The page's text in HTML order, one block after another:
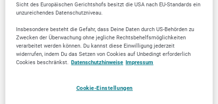
Samstag
Sonntag
geschlossen
Sicht des Europäischen Gerichtshofs besitzt die USA nach EU-Standards ein
unzureichendes Datenschutzniveau.
Insbesondere besteht die Gefahr, dass Deine Daten durch US-Behörden zu
Zwecken der Überwachung ohne jegliche Rechtsbehelfsmöglichkeiten
verarbeitet werden können. Du kannst diese Einwilligung jederzeit
widerrufen, indem Du das Setzen von Cookies auf Unbedingt erforderlich
Cookies beschränkst. Datenschutzhinweise Impressum
Cookie-Einstellungen